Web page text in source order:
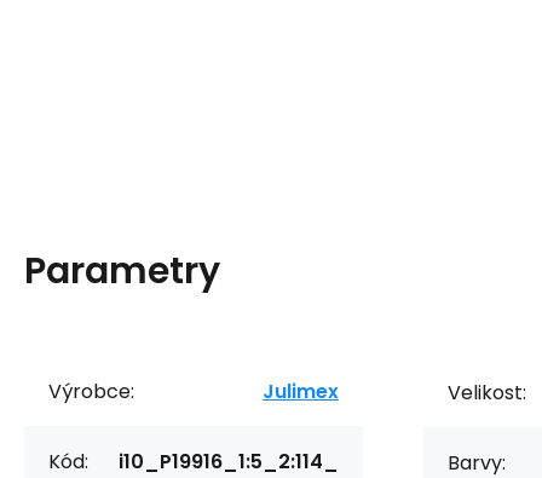
Parametry
Výrobce: Julimex
Kód: i10_P19916_1:5_2:114_
Velikost:
Barvy: